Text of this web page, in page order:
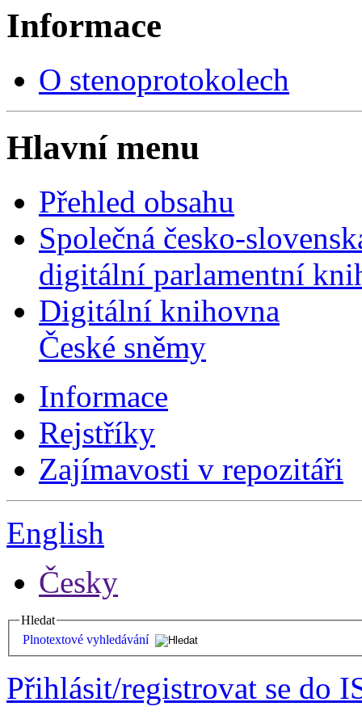
Informace
O stenoprotokolech
Hlavní menu
Přehled obsahu
Společná česko-
digitální parlamentní
Digitální knihovna
České sněmy
Informace
Rejstříky
Zajímavosti v repozitáři
English
Česky
Hledat
Plnotextové vyhledávání
Přihlásit/registrovat se do